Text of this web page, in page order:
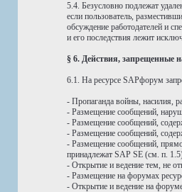
5.4. Безусловно подлежат
если пользователь,
обсуждение работодателей и
и его последствия лежит
§ 6. Действия, запрещенные
6.1. На ресурсе SAPфорум
- Пропаганда войны, насилия,
- Размещение сообщений,
- Размещение сообщений,
- Размещение сообщений,
- Размещение сообщений,
принадлежат SAP SE (см. п.
- Открытие и ведение тем, не
- Размещение на форумах
- Открытие и ведение на